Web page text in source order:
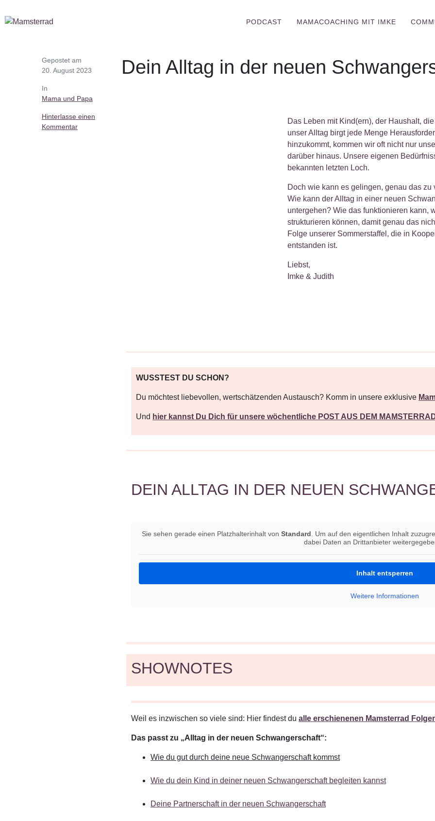
PODCAST MAMACOACHING MIT IMKE
Gepostet am
20. August 2023
In
Mama und Papa
Hinterlasse einen
Kommentar
Dein Alltag in der neuen
Das Leben mit Kind(ern), der Haushalt,
unser Alltag birgt jede Menge
hinzukommt, kommen wir oft nicht nur
darüber hinaus. Unsere eigenen
bekannten letzten Loch.
Doch wie kann es gelingen, genau das
Wie kann der Alltag in einer neuen
untergehen? Wie das funktionieren kann,
strukturieren können, damit genau das
Folge unserer Sommerstaffel, die in
entstanden ist.
Liebst,
Imke & Judith
WUSSTEST DU SCHON?
Du möchtest liebevollen, wertschätzenden Austausch? Komm in unsere exklusive
Und hier kannst Du Dich für unsere wöchentliche POST AUS DEM
DEIN ALLTAG IN DER NEUEN
Sie sehen gerade einen Platzhalterinhalt von Standard . Um auf den eigentlichen Inhalt
dabei Daten an Drittanbieter
Inhalt entsperren
Weitere Informationen
SHOWNOTES
Weil es inzwischen so viele sind: Hier findest du alle erschienenen Mamsterrad
Das passt zu „Alltag in der neuen Schwangerschaft“:
Wie du gut durch deine neue Schwangerschaft kommst
Wie du dein Kind in deiner neuen Schwangerschaft begleiten kannst
Deine Partnerschaft in der neuen Schwangerschaft